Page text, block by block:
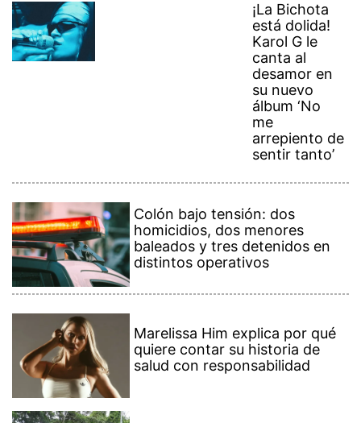
¡La Bichota
está dolida!
Karol G le
canta al
desamor en
su nuevo
álbum ‘No
me
arrepiento de
sentir tanto’
Colón bajo tensión: dos
homicidios, dos menores
baleados y tres detenidos en
distintos operativos
Marelissa Him explica por qué
quiere contar su historia de
salud con responsabilidad